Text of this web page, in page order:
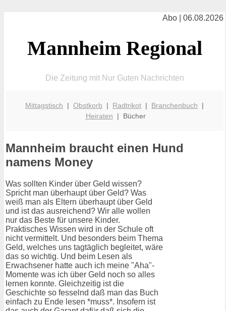
Abo | 06.08.2026
Mannheim Regional
Die Zeitung mit Nur Guten Nachrichten
Mittagstisch | Obstkorb | Radtrikot | Branchenbuch |
Heiraten | Bücher
Mannheim braucht einen Hund
namens Money
Was sollten Kinder über Geld wissen?
Spricht man überhaupt über Geld? Was
weiß man als Eltern überhaupt über Geld
und ist das ausreichend? Wir alle wollen
nur das Beste für unsere Kinder.
Praktisches Wissen wird in der Schule oft
nicht vermittelt. Und besonders beim Thema
Geld, welches uns tagtäglich begleitet, wäre
das so wichtig. Und beim Lesen als
Erwachsener hatte auch ich meine "Aha"-
Momente was ich über Geld noch so alles
lernen konnte. Gleichzeitig ist die
Geschichte so fesselnd daß man das Buch
einfach zu Ende lesen *muss*. Insofern ist